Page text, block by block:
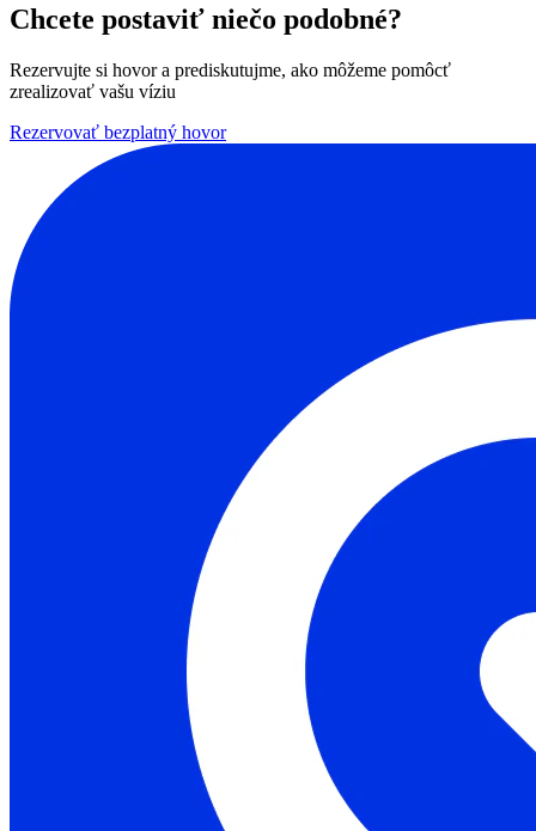
Chcete postaviť niečo podobné?
Rezervujte si hovor a prediskutujme, ako môžeme pomôcť
zrealizovať vašu víziu
Rezervovať bezplatný hovor